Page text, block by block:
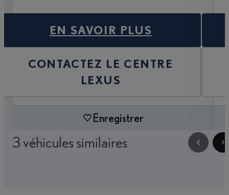
EN SAVOIR PLUS
CONTACTEZ LE CENTRE
LEXUS
Enregistrer
3 véhicules similaires